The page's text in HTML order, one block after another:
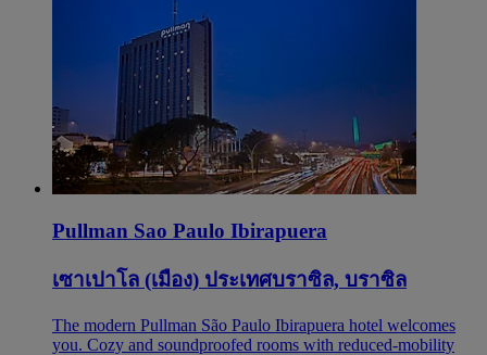
Pullman Sao Paulo Ibirapuera
เซาเปาโล (เมือง) ประเทศบราซิล, บราซิล
The modern Pullman São Paulo Ibirapuera hotel welcomes
you. Cozy and soundproofed rooms with reduced-mobility